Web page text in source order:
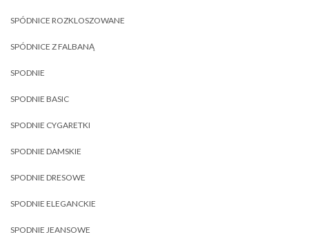
SPÓDNICE ROZKLOSZOWANE
SPÓDNICE Z FALBANĄ
SPODNIE
SPODNIE BASIC
SPODNIE CYGARETKI
SPODNIE DAMSKIE
SPODNIE DRESOWE
SPODNIE ELEGANCKIE
SPODNIE JEANSOWE